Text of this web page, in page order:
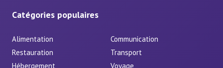
Catégories populaires
Alimentation
Communication
Restauration
Transport
Hébergement
Voyage